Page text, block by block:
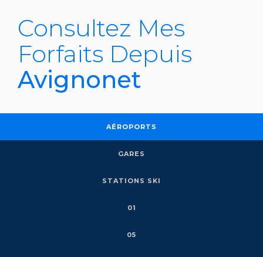
Consultez Mes
Forfaits Depuis
Avignonet
AÉROPORTS
GARES
STATIONS SKI
01
05